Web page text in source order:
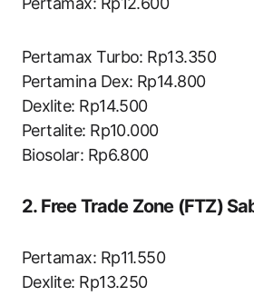
Pertamax Turbo: Rp13.350
Pertamina Dex: Rp14.800
Dexlite: Rp14.500
Pertalite: Rp10.000
Biosolar: Rp6.800
2. Free Trade Zone (FTZ)
Pertamax: Rp11.550
Dexlite: Rp13.250